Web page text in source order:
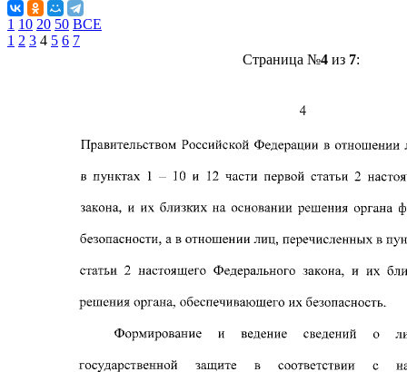
1 10 20 50 ВСЕ
1 2 3 4 5 6 7
Страница №4из 7: